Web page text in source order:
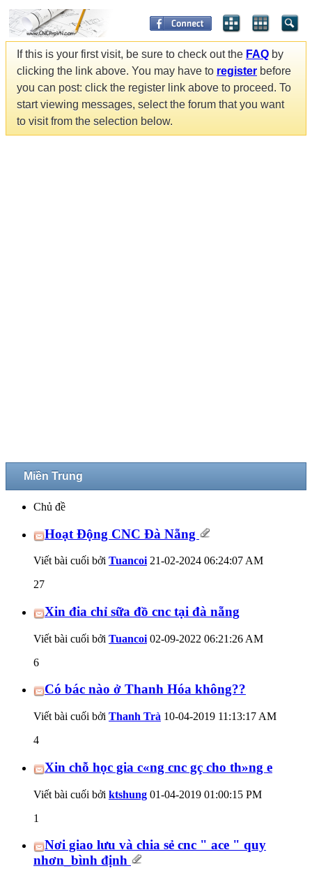
If this is your first visit, be sure to check out the FAQ by
clicking the link above. You may have to register before
you can post: click the register link above to proceed. To
start viewing messages, select the forum that you want
to visit from the selection below.
Miền Trung
Chủ đề
Hoạt Động CNC Đà Nẵng
Viết bài cuối bởi Tuancoi 21-02-2024 06:24:07 AM
27
Xin đia chỉ sữa đồ cnc tại đà nẵng
Viết bài cuối bởi Tuancoi 02-09-2022 06:21:26 AM
6
Có bác nào ở Thanh Hóa không??
Viết bài cuối bởi Thanh Trà 10-04-2019 11:13:17 AM
4
Xin chỗ học gia c«ng cnc gç cho th»ng e
Viết bài cuối bởi ktshung 01-04-2019 01:00:15 PM
1
Nơi giao lưu và chia sẻ cnc " ace " quy
nhơn_bình định